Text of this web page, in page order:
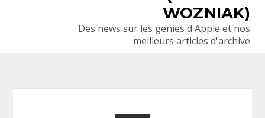
WOZNIAK)
Des news sur les genies d'Apple et nos
meilleurs articles d'archive